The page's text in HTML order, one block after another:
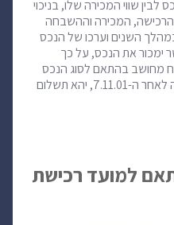
שווי המכירה שלו, בניכוי
הרכישה, המכירה וההשבחה
השנים וערכו של הנכס
ימכור את הנכס, על כך
מחושב בהתאם לסוג הנכס
ולמועד רכישתו. ככל שהנכס נקנה לאחר ה-7.11.01, יהא תשלום
למועד רכישת